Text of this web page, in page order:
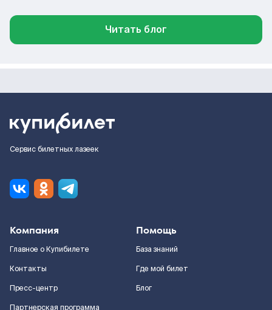
Читать блог
Сервис билетных лазеек
Компания
Главное о Купибилете
Контакты
Пресс-центр
Партнерская программа
Помощь
База знаний
Где мой билет
Блог